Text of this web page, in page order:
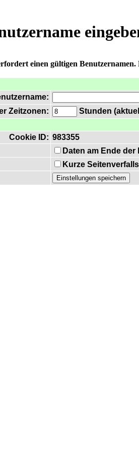
einen gültigen Benutzernamen.
Zeitzonen:
Stunden
Cookie ID: 983355
Daten am Ende
Kurze